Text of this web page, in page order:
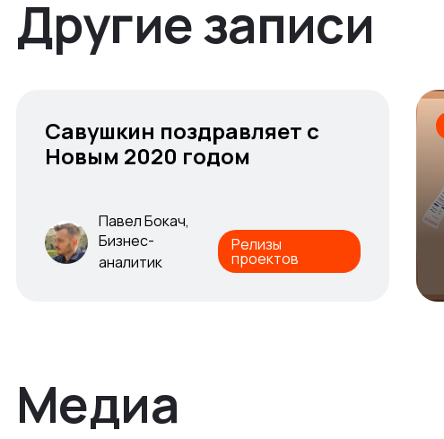
Другие записи
Савушкин поздравляет с
Новым 2020 годом
Павел Бокач,
Бизнес-
аналитик
Релизы
проектов
Савушкин поздравляет с
Новым 2020 годом
Бизнес-
аналитик
Релизы
проектов
Медиа